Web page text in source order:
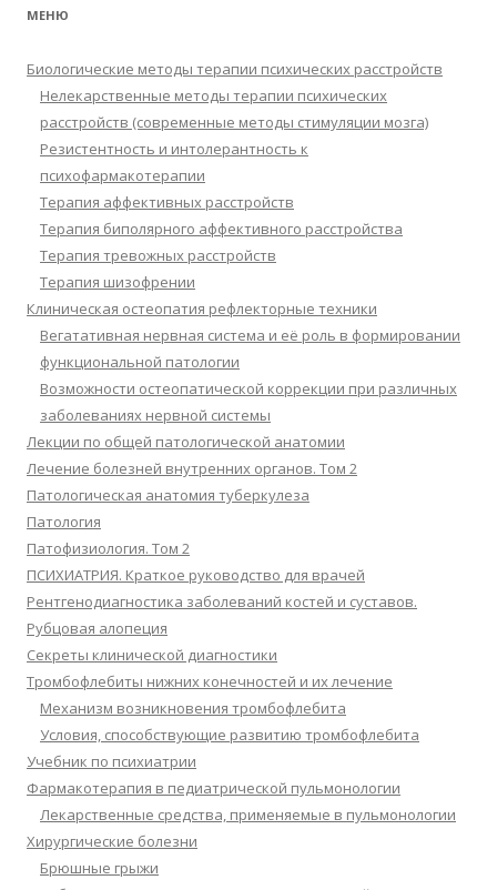
МЕНЮ
Биологические методы терапии психических расстройств
Нелекарственные методы терапии психических
расстройств (современные методы стимуляции мозга)
Резистентность и интолерантность к
психофармакотерапии
Терапия аффективных расстройств
Терапия биполярного аффективного расстройства
Терапия тревожных расстройств
Терапия шизофрении
Клиническая остеопатия рефлекторные техники
Вегатативная нервная система и её роль в формировании
функциональной патологии
Возможности остеопатической коррекции при различных
заболеваниях нервной системы
Лекции по общей патологической анатомии
Лечение болезней внутренних органов. Том 2
Патологическая анатомия туберкулеза
Патология
Патофизиология. Том 2
ПСИХИАТРИЯ. Краткое руководство для врачей
Рентгенодиагностика заболеваний костей и суставов.
Рубцовая алопеция
Секреты клинической диагностики
Тромбофлебиты нижних конечностей и их лечение
Механизм возникновения тромбофлебита
Условия, способствующие развитию тромбофлебита
Учебник по психиатрии
Фармакотерапия в педиатрической пульмонологии
Лекарственные средства, применяемые в пульмонологии
Хирургические болезни
Брюшные грыжи